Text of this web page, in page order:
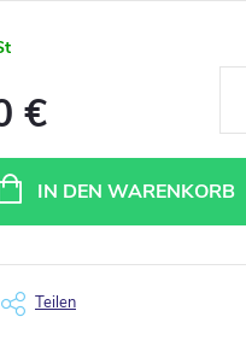
€
IN DEN WARENKORB
Teilen